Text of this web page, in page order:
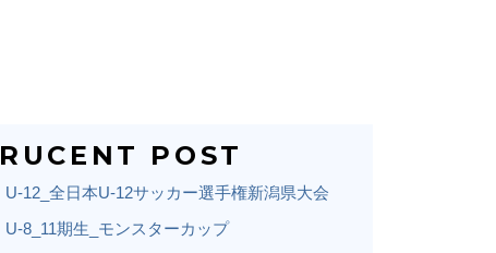
RUCENT POST
U-12_全日本U-12サッカー選手権新潟県大会
U-8_11期生_モンスターカップ